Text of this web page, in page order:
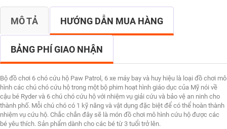
MÔ TẢ HƯỚNG DẪN MUA HÀNG
BẢNG PHÍ GIAO NHẬN
Bộ đồ chơi 6 chó cứu hộ Paw Patrol, 6 xe máy bay và huy hiệu là loại đồ chơi mô
hình các chú chó cứu hộ trong một bộ phim hoạt hình giáo dục của Mỹ nói về
cậu bé Ryder và 6 chú chó cứu hộ với nhiệm vụ giải cứu và bảo vệ an ninh cho
thành phố. Mỗi chú chó có 1 kỹ năng và vật dụng đặc biệt để có thể hoàn thành
nhiệm vụ cứu hộ. Chắc chắn đây sẽ là món đồ chơi mô hình cứu hộ được các
bé yêu thích. Sản phẩm dành cho các bé từ 3 tuổi trở lên.